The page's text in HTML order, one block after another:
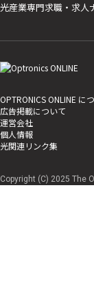
光産業専門求職・求人
OPTRONICS ONLINE に
広告掲載について
運営会社
個人情報
光関連リンク集
Copyright (C) 2025 The